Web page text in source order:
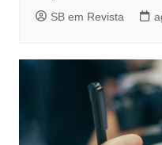
SB em Revista